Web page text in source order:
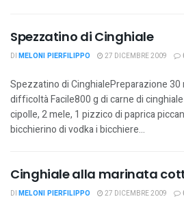
Spezzatino di Cinghiale
DI MELONI PIERFILIPPO 27 DICEMBRE 2009
Spezzatino di CinghialePreparazione 30
difficoltà Facile800 g di carne di
cipolle, 2 mele, 1 pizzico di paprica
bicchierino di vodka i bicchiere...
Cinghiale alla marinata
DI MELONI PIERFILIPPO 27 DICEMBRE 2009